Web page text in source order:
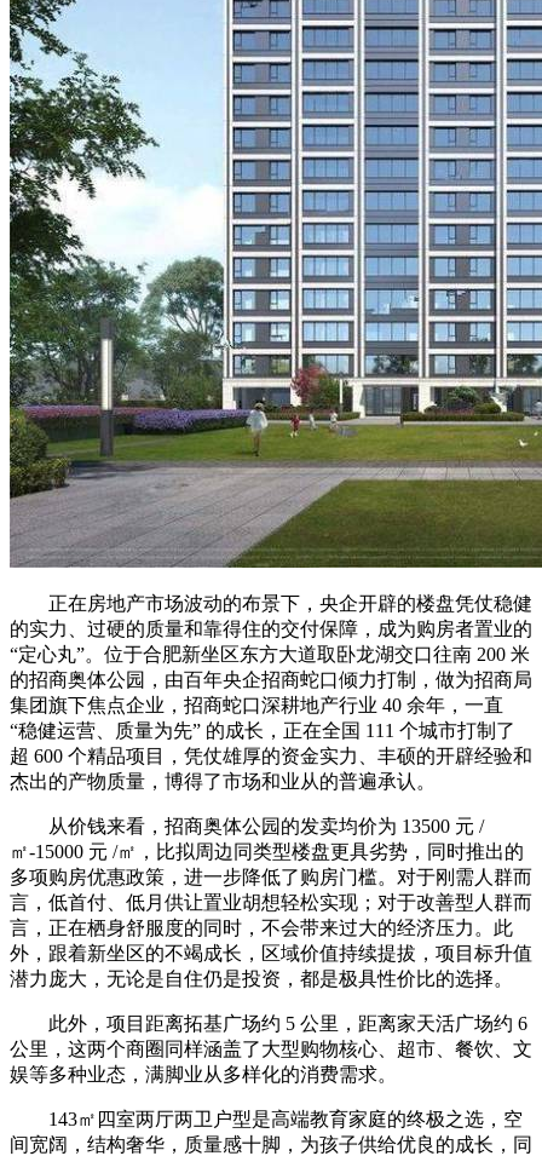
正在房地产市场波动的布景下，央企开辟的楼盘凭仗稳健
的实力、过硬的质量和靠得住的交付保障，成为购房者置业的
“定心丸”。位于合肥新坐区东方大道取卧龙湖交口往南 200 米
的招商奥体公园，由百年央企招商蛇口倾力打制，做为招商局
集团旗下焦点企业，招商蛇口深耕地产行业 40 余年，一直
“稳健运营、质量为先” 的成长，正在全国 111 个城市打制了
超 600 个精品项目，凭仗雄厚的资金实力、丰硕的开辟经验和
杰出的产物质量，博得了市场和业从的普遍承认。
从价钱来看，招商奥体公园的发卖均价为 13500 元 /
㎡-15000 元 /㎡，比拟周边同类型楼盘更具劣势，同时推出的
多项购房优惠政策，进一步降低了购房门槛。对于刚需人群而
言，低首付、低月供让置业胡想轻松实现；对于改善型人群而
言，正在栖身舒服度的同时，不会带来过大的经济压力。此
外，跟着新坐区的不竭成长，区域价值持续提拔，项目标升值
潜力庞大，无论是自住仍是投资，都是极具性价比的选择。
此外，项目距离拓基广场约 5 公里，距离家天活广场约 6
公里，这两个商圈同样涵盖了大型购物核心、超市、餐饮、文
娱等多种业态，满脚业从多样化的消费需求。
143㎡四室两厅两卫户型是高端教育家庭的终极之选，空
间宽阔，结构奢华，质量感十脚，为孩子供给优良的成长，同